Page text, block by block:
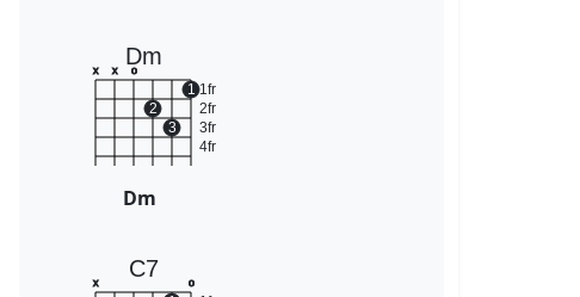
Dm
1fr
2fr
3fr
4fr
x x o
2
3
1
Dm
C7
x o